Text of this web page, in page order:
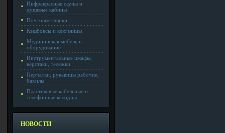
Инфракрасные сауны и
душевые кабины
Почтовые ящики
Кэшбоксы и ключницы
Медицинская мебель и
оборудование
Инструментальные шкафы,
верстаки, тележки
Перчатки, рукавицы рабочие,
бахилы
Пластиковые кабельные и
телефонные колодцы
НОВОСТИ